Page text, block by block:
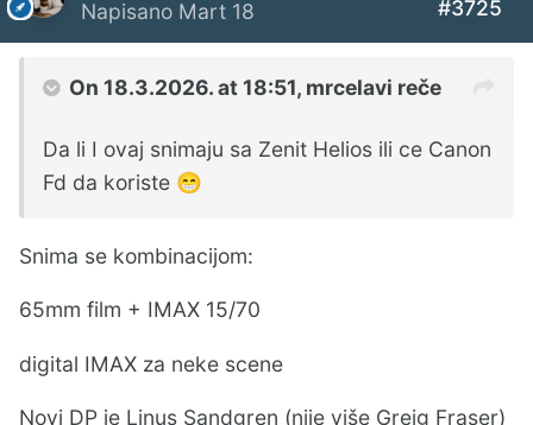
Napisano Mart 18 #3725
On 18.3.2026. at 18:51, mrcelavi reče
Da li I ovaj snimaju sa Zenit Helios ili ce Canon
Fd da koriste 😁
Snima se kombinacijom:
65mm film + IMAX 15/70
digital IMAX za neke scene
Novi DP je Linus Sandgren (nije više Greig Fraser)